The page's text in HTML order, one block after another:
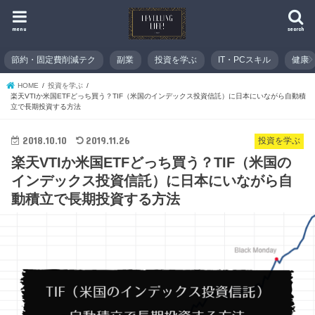
search
menu
節約・固定費削減テク 副業 投資を学ぶ IT・PCスキル 健康
HOME
投資を学ぶ
楽天VTIか米国ETFどっち買う？TIF（米国のインデックス投資信託）に日本にいながら自動積
立で長期投資する方法
投資を学ぶ
2018.10.10 2019.11.26
楽天VTIか米国ETFどっち買う？TIF（米国の
インデックス投資信託）に日本にいながら自
動積立で長期投資する方法